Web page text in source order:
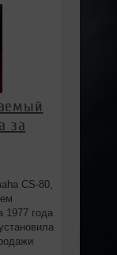
за
CS-80,
1977 года